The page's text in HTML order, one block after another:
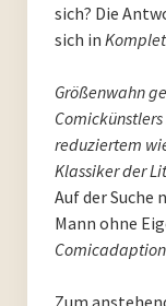
Archiv
Archiv 2023
Archiv 2022
Archiv 2021
Archiv 2020
sich? Die
sich in
Größenwahn
reduziertem
Klassiker der
Auf der Suche
Mann ohne
Zum